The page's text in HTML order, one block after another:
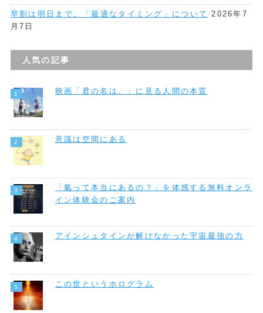
早割は明日まで。「最適なタイミング」について
2026年7
月7日
人気の記事
映画「君の名は。」に見る人間の本質
意識は空間にある
「氣って本当にあるの？」を体感する無料オンラ
イン体験会のご案内
アインシュタインが解けなかった宇宙最強の力
この世というホログラム